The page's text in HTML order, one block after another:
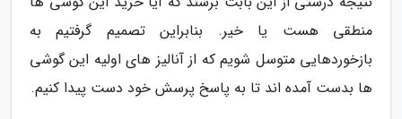
منطقی هست یا خیر. بنابراین تصمیم گرفتیم به
بازخوردهایی متوسل شویم که از آنالیز های اولیه این گوشی
ها بدست آمده اند تا به پاسخ پرسش خود دست پیدا کنیم.